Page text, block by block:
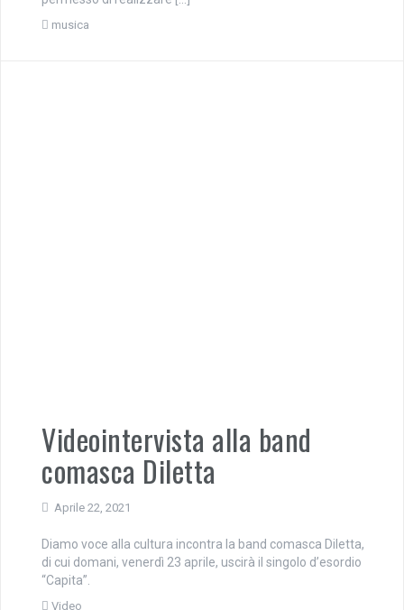
musica
Videointervista alla band
comasca Diletta
Aprile 22, 2021
Diamo voce alla cultura incontra la band comasca Diletta,
di cui domani, venerdì 23 aprile, uscirà il singolo d’esordio
“Capita”.
Video